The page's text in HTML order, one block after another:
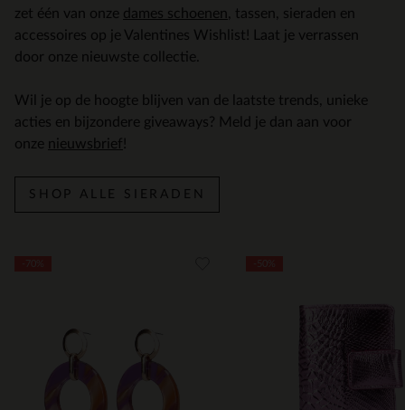
zet één van onze dames schoenen , tassen, sieraden en
accessoires op je Valentines Wishlist! Laat je verrassen
door onze nieuwste collectie.
Wil je op de hoogte blijven van de laatste trends, unieke
acties en bijzondere giveaways? Meld je dan aan voor
onze nieuwsbrief!
SHOP ALLE SIERADEN